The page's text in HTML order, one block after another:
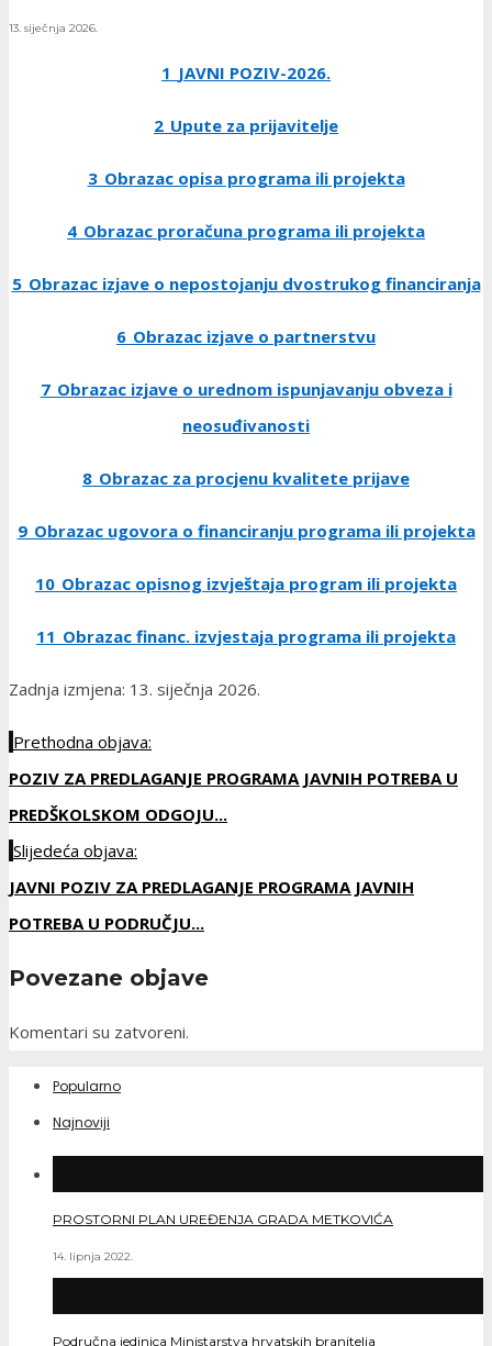
13. siječnja 2026.
1_JAVNI POZIV-2026.
2_Upute za prijavitelje
3_Obrazac opisa programa ili projekta
4_Obrazac proračuna programa ili projekta
5_Obrazac izjave o nepostojanju dvostrukog financiranja
6_Obrazac izjave o partnerstvu
7_Obrazac izjave o urednom ispunjavanju obveza i
neosuđivanosti
8_Obrazac za procjenu kvalitete prijave
9_Obrazac ugovora o financiranju programa ili projekta
10_Obrazac opisnog izvještaja program ili projekta
11_Obrazac financ. izvjestaja programa ili projekta
Zadnja izmjena: 13. siječnja 2026.
Prethodna objava:
POZIV ZA PREDLAGANJE PROGRAMA JAVNIH POTREBA U
PREDŠKOLSKOM ODGOJU...
Slijedeća objava:
JAVNI POZIV ZA PREDLAGANJE PROGRAMA JAVNIH
POTREBA U PODRUČJU...
Povezane objave
Komentari su zatvoreni.
Popularno
Najnoviji
PROSTORNI PLAN UREĐENJA GRADA METKOVIĆA
14. lipnja 2022.
Područna jedinica Ministarstva hrvatskih branitelja